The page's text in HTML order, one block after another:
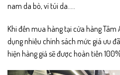
nam da bò, ví túi da…..
Khi đến mua hàng tại cửa hàng Tâm
dụng nhiều chính sách mức giá ưu
hiện hàng giả sẽ được hoàn tiền